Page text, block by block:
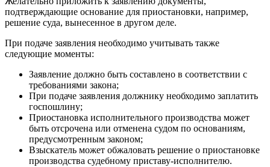
подтверждающие основание для приостановки, например,
решение суда, вынесенное в другом деле.
При подаче заявления необходимо учитывать также
следующие моменты:
Заявление должно быть составлено в соответствии с
требованиями закона;
При подаче заявления должнику необходимо заплатить
госпошлину;
Приостановка исполнительного производства может
быть отсрочена или отменена судом по основаниям,
предусмотренным законом;
Взыскатель может обжаловать решение о приостановке
производства судебному приставу-исполнителю.